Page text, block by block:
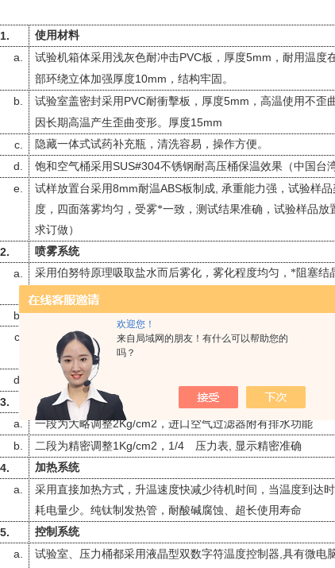
欢迎您！
来自局域网的朋友！有什么可以帮助您的
吗？
1. 使用材料
a. 试验机箱体采用浅灰色耐冲击PVC板，厚度5mm ，耐用温度
部环绕立体加强厚度10mm ，结构牢固。
b. 试验室盖密封采用 PVC耐衝擊板，厚度5mm ，高温使用不歪
因长期高温产生歪曲变形。厚度15mm
c.
隐藏一体式试药补充瓶，清洗容易，操作方便。
d. 饱和空气桶采用SUS#304不锈钢耐高压桶保温效果（中国台
e. 试样放置台采用8mm耐温ABS板制成 ,承重能力强，试验样
度，四面落雾均匀，受雾*一致，测试结果准确，试验样品放
求订做）
2. 喷雾系统
a.
采用伯努特原理吸取盐水而后雾化，雾化程度均匀，*阻塞结
准
b. 喷嘴：采用特殊玻璃喷嘴制成，可调整喷雾量之大小及喷出
c. 喷雾量1～2ml/h 可调（ml/80cm2/h标准要求测试16小时求平
装，外形美观整齐，观察方便，减少仪器安装空间
d. 喷雾方式:连续式喷雾
3. 空气供应系统
a. 一段为大略调整2Kg/cm2 ，进口空气过滤器附有排水功能
b. 二段为精密调整1Kg/cm2 ， 1/4 压力表 显示精密准确
4. 加热系统
a. 采用直接加热方式，升温速度快减少待机时间，当温度到达
耗电量少。纯钛制发热管，耐酸碱腐蚀、超长使用寿命
5. 控制系统
a. 试验室、压力桶都采用液晶型双数字符温度控制器 ,具有微电